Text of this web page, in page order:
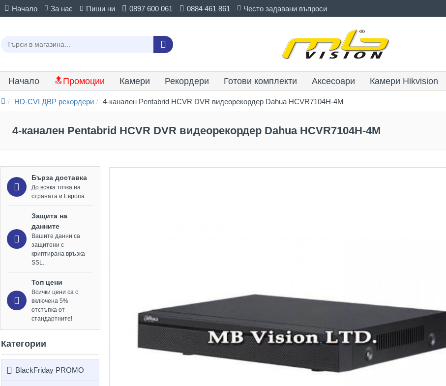
Начало За нас Пиши ни 0897 600 061 0884 461 861 Често задавани въпроси
Начало 🔝Промоции Камери Рекордери Готови комплекти Аксесоари Камери Hikvision
HD-CVI ДВР рекордери 4-канален Pentabrid HCVR DVR видеорекордер Dahua HCVR7104H-4M
4-канален Pentabrid HCVR DVR видеорекордер Dahua HCVR7104H-4M
Бърза доставка
До всяка точка на
страната и Европа
Защита на
данните
Вашите данни са
защитени с
криптирана връзка
SSL.
Топ цени
Всички цени са с
включена 5%
отстъпка от
стандартните!
Категории
BlackFriday PROMO